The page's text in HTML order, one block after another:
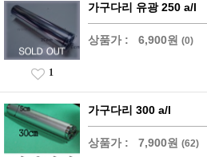
가구다리 유광 250 a/l
상품가 : 6,900원 (0)
1
가구다리 300 a/l
상품가 : 7,900원 (62)